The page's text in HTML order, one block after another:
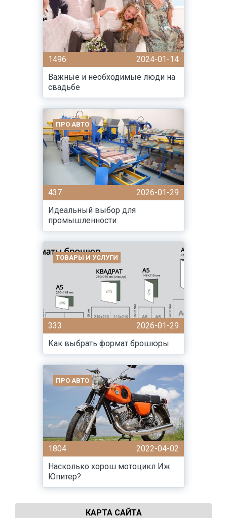
1496
2024-01-14
Важные и необходимые люди на
свадьбе
ПРО АВТО
437
2026-01-29
Идеальный выбор для
промышленности
ТОВАРЫ И УСЛУГИ
333
2026-01-29
Как выбрать формат брошюры
ПРО АВТО
1804
2022-04-02
Насколько хорош мотоцикл Иж
Юпитер?
КАРТА САЙТА